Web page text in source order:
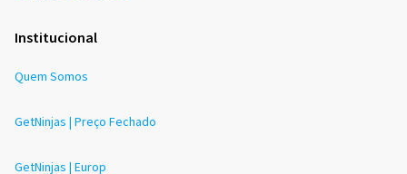
Institucional
Quem Somos
GetNinjas | Preço Fechado
GetNinjas | Europ